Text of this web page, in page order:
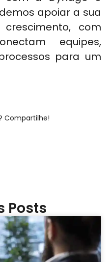
apoiar a sua
com
equipes,
para um
Compartilhe!
Posts